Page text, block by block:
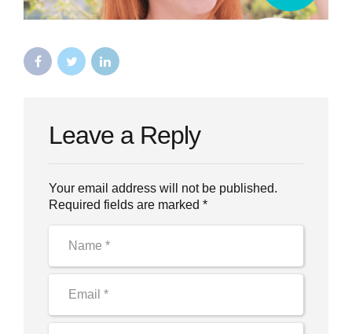
Leave a Reply
Your email address will not be published.
Required fields are marked *